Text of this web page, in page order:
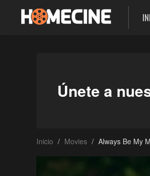
Únete a
Inicio Movies Always Be My